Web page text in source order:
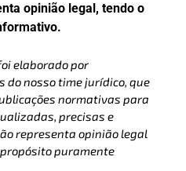
opinião legal, tendo o
elaborado por
do nosso time jurídico, que
normativas para
precisas e
representa opinião legal
puramente